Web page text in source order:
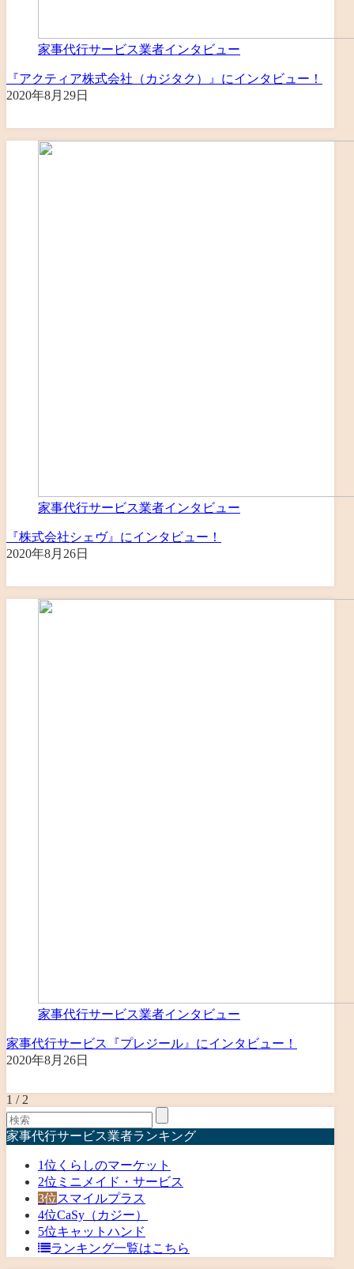
家事代行サービス業者インタビュー
『アクティア株式会社（カジタク）』にインタビュー！
2020年8月29日
家事代行サービス業者インタビュー
『株式会社シェヴ』にインタビュー！
2020年8月26日
家事代行サービス業者インタビュー
家事代行サービス『プレジール』にインタビュー！
2020年8月26日
1 / 2
家事代行サービス業者ランキング
1位 くらしのマーケット
2位 ミニメイド・サービス
3位スマイルプラス
4位CaSy（カジー）
5位キャットハンド
ランキング一覧はこちら